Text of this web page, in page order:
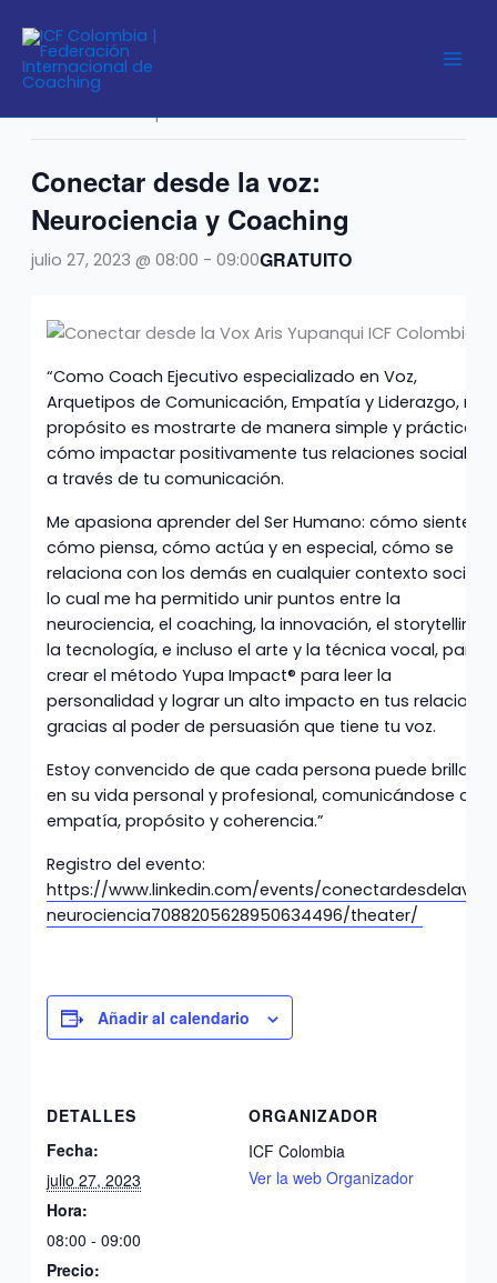
contenido
« Todos los Eventos
Este evento ha pasado.
Conectar desde la voz:
Neurociencia y Coaching
julio 27, 2023 @ 08:00 - 09:00GRATUITO
“Como Coach Ejecutivo especializado en Voz,
Arquetipos de Comunicación, Empatía y Liderazgo, mi
propósito es mostrarte de manera simple y práctica
cómo impactar positivamente tus relaciones sociales
a través de tu comunicación.
Me apasiona aprender del Ser Humano: cómo siente,
cómo piensa, cómo actúa y en especial, cómo se
relaciona con los demás en cualquier contexto social,
lo cual me ha permitido unir puntos entre la
neurociencia, el coaching, la innovación, el storytelling,
la tecnología, e incluso el arte y la técnica vocal, para
crear el método Yupa Impact®️ para leer la
personalidad y lograr un alto impacto en tus relaciones
gracias al poder de persuasión que tiene tu voz.
Estoy convencido de que cada persona puede brillar
en su vida personal y profesional, comunicándose con
empatía, propósito y coherencia.”
Registro del evento:
https://www.linkedin.com/events/
neurociencia7088205628950634496/theater/
Añadir al calendario
DETALLES
Fecha:
julio 27, 2023
Hora:
08:00 - 09:00
Precio:
ORGANIZADOR
ICF Colombia
Ver la web Organizador